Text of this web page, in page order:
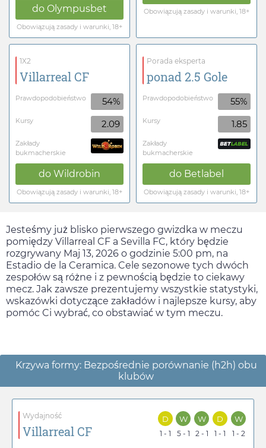
do Olympusbet
Obowiązują zasady i warunki, 18+
Obowiązują zasady i warunki, 18+
1X2
Villarreal CF
Prawdopodobieństwo 54%
Kursy 2.09
Zakłady
bukmacherskie
do Wildrobin
Obowiązują zasady i warunki, 18+
Porada eksperta
ponad 2.5 Gole
Prawdopodobieństwo 55%
Kursy 1.85
Zakłady
bukmacherskie
do Betlabel
Obowiązują zasady i warunki, 18+
Jesteśmy już blisko pierwszego gwizdka w meczu
pomiędzy Villarreal CF a Sevilla FC, który będzie
rozgrywany Maj 13, 2026 o godzinie 5:00 pm, na
Estadio de la Ceramica. Cele sezonowe tych dwóch
zespołów są różne i z pewnością będzie to ciekawy
mecz. Jak zawsze prezentujemy wszystkie statystyki,
wskazówki dotyczące zakładów i najlepsze kursy, aby
pomóc Ci wybrać, co obstawiać w tym meczu.
Krzywa formy: Bezpośrednie porównanie (h2h) obu
klubów
Wydajność
Villarreal CF
D
1 - 1
W
5 - 1
W
2 - 1
D
1 - 1
W
1 - 2